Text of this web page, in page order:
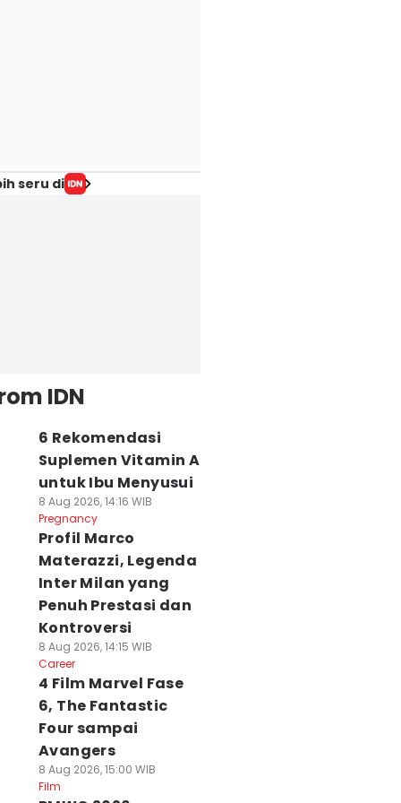
seru di
IDN
6 Rekomendasi
Suplemen Vitamin A
untuk Ibu Menyusui
8 Aug 2026, 14:16 WIB
Pregnancy
Profil Marco
Materazzi, Legenda
Inter Milan yang
Penuh Prestasi dan
Kontroversi
8 Aug 2026, 14:15 WIB
Career
4 Film Marvel Fase
6, The Fantastic
Four sampai
Avangers
8 Aug 2026, 15:00 WIB
Film